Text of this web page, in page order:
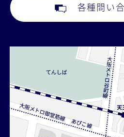
各種問い